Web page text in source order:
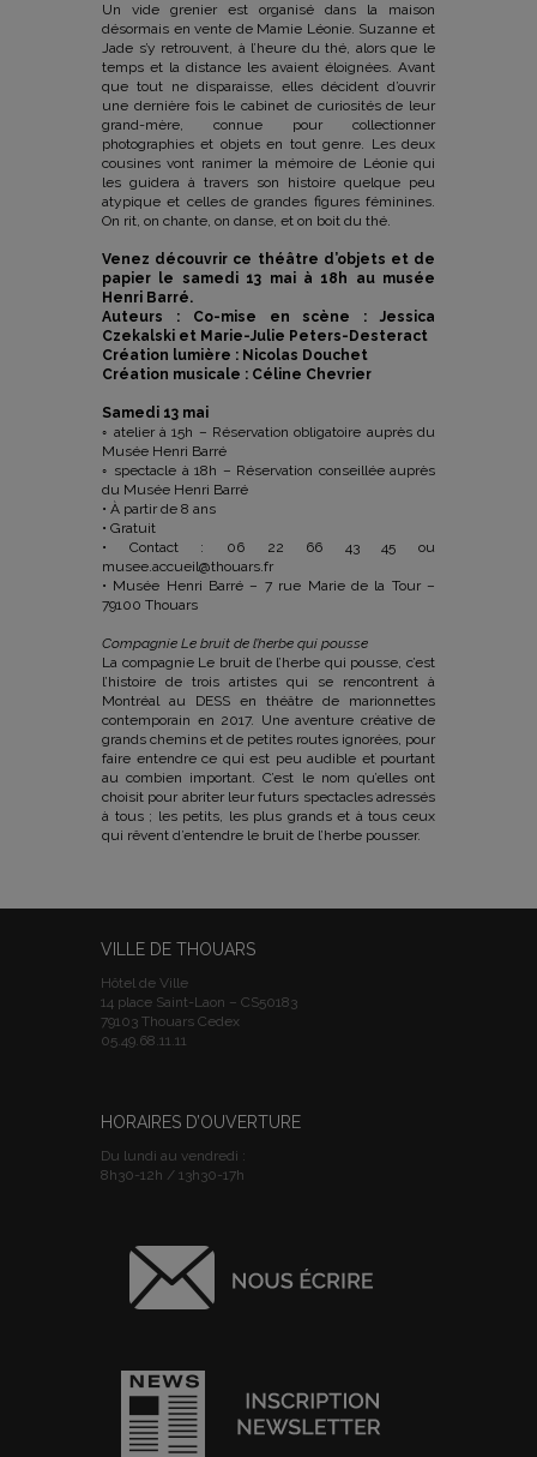
Un vide grenier est organisé dans la maison
désormais en vente de Mamie Léonie. Suzanne et
Jade s’y retrouvent, à l’heure du thé, alors que le
temps et la distance les avaient éloignées. Avant
que tout ne disparaisse, elles décident d’ouvrir
une dernière fois le cabinet de curiosités de leur
grand-mère, connue pour collectionner
photographies et objets en tout genre. Les deux
cousines vont ranimer la mémoire de Léonie qui
les guidera à travers son histoire quelque peu
atypique et celles de grandes figures féminines.
On rit, on chante, on danse, et on boit du thé.
Venez découvrir ce théâtre d’objets et de
papier le samedi 13 mai à 18h au musée
Henri Barré.
Auteurs : Co-mise en scène : Jessica
Czekalski et Marie-Julie Peters-Desteract
Création lumière : Nicolas Douchet
Création musicale : Céline Chevrier
Samedi 13 mai
◦ atelier à 15h – Réservation obligatoire auprès du
Musée Henri Barré
◦ spectacle à 18h – Réservation conseillée auprès
du Musée Henri Barré
• À partir de 8 ans
• Gratuit
• Contact : 06 22 66 43 45 ou
musee.accueil@thouars.fr
• Musée Henri Barré – 7 rue Marie de la Tour –
79100 Thouars
Compagnie Le bruit de l’herbe qui pousse
La compagnie Le bruit de l’herbe qui pousse, c’est
l’histoire de trois artistes qui se rencontrent à
Montréal au DESS en théâtre de marionnettes
contemporain en 2017. Une aventure créative de
grands chemins et de petites routes ignorées, pour
faire entendre ce qui est peu audible et pourtant
au combien important. C’est le nom qu’elles ont
choisit pour abriter leur futurs spectacles adressés
à tous ; les petits, les plus grands et à tous ceux
qui rêvent d’entendre le bruit de l’herbe pousser.
VILLE DE THOUARS
Hôtel de Ville
14 place Saint-Laon – CS50183
79103 Thouars Cedex
05.49.68.11.11
HORAIRES D’OUVERTURE
Du lundi au vendredi :
8h30-12h / 13h30-17h